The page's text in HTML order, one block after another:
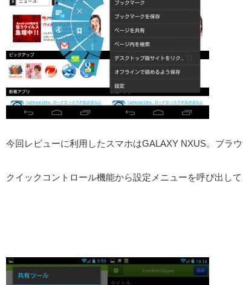
今回レビューに利用したスマホはGALAXY NXUS。ブラ
クイックコントロール機能から設定メニューを呼び出し